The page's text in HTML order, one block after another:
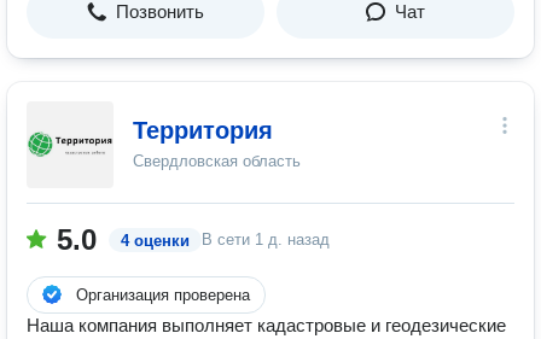
Позвонить Чат
Территория
Свердловская область
5.0 4 оценки В сети 1 д. назад
Организация проверена
Наша компания выполняет кадастровые и геодезические